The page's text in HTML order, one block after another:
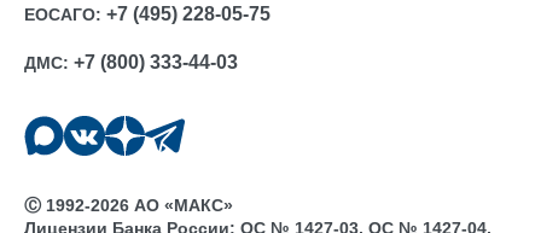
ЕОСАГО: +7 (495) 228-05-75
ДМС: +7 (800) 333-44-03
Ⓒ 1992-2026 АО «МАКС»
Лицензии Банка России: ОС № 1427-03, ОС № 1427-04,